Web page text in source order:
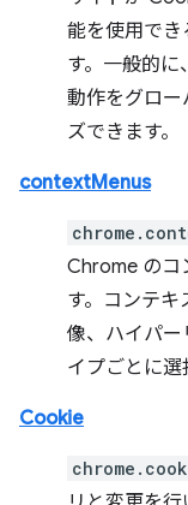
能を使用でき
す。一般的
動作をグロー
ズできます。
contextMenus
Chrome のコ
す。コンテ
像、ハイパー
イプごとに選
Cookie